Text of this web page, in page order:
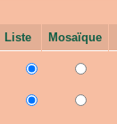
Liste Mosaïque